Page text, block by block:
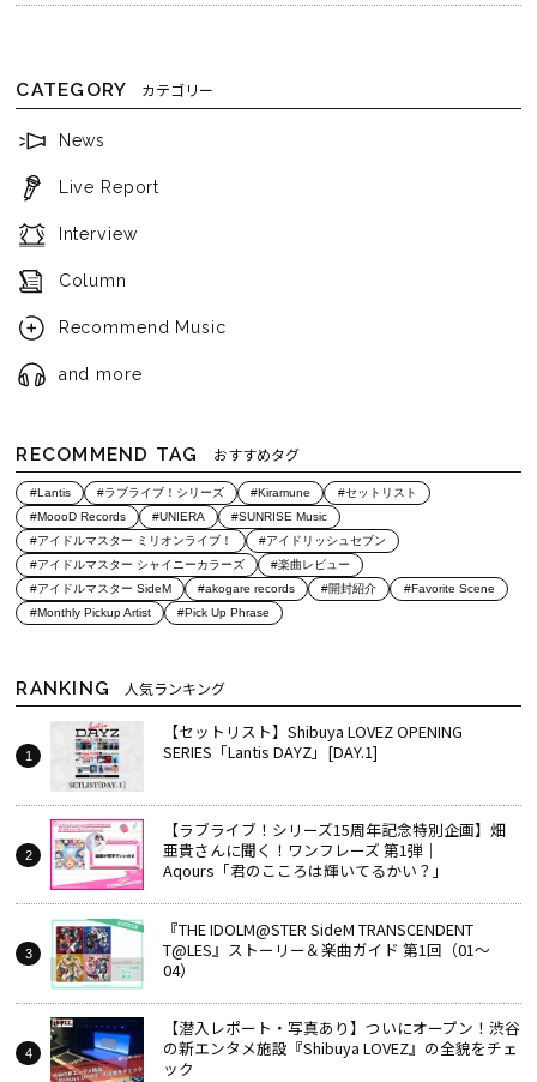
CATEGORY カテゴリー
News
Live Report
Interview
Column
Recommend Music
and more
RECOMMEND TAG おすすめタグ
#Lantis #ラブライブ！シリーズ #Kiramune
#セットリスト
#MoooD Records
#UNIERA
#SUNRISE Music
#アイドルマスター ミリオンライブ！
#アイドリッシュセブン
#アイドルマスター シャイニーカラーズ
#楽曲レビュー
#アイドルマスター SideM
#akogare records #開封紹介
#Favorite Scene
#Monthly Pickup Artist
#Pick Up Phrase
RANKING 人気ランキング
【セットリスト】Shibuya LOVEZ OPENING
SERIES「Lantis DAYZ」[DAY.1]
【ラブライブ！シリーズ15周年記念特別企画】畑
亜貴さんに聞く！ワンフレーズ 第1弾｜
Aqours「君のこころは輝いてるかい？」
『THE IDOLM@STER SideM TRANSCENDENT
T@LES』ストーリー＆楽曲ガイド 第1回（01～
04）
【潜入レポート・写真あり】ついにオープン！渋谷
の新エンタメ施設『Shibuya LOVEZ』の全貌をチェ
ック